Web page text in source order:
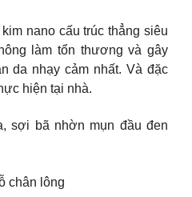
nano cấu trúc thẳng siêu
làm tổn thương và gây
da nhạy cảm nhất. Và đặc
hiện tại nhà.
sợi bã nhờn mụn đầu đen
chân lông